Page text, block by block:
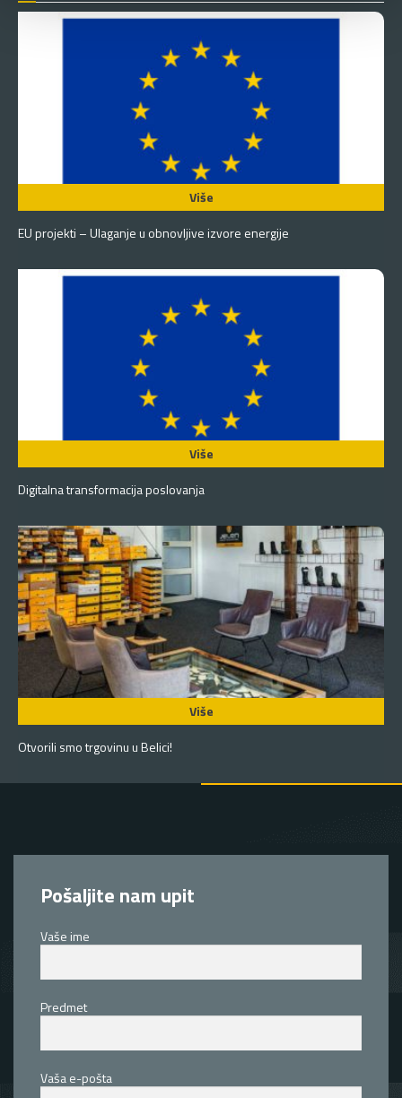
Više
EU projekti – Ulaganje u obnovljive izvore energije
Više
Digitalna transformacija poslovanja
Više
Otvorili smo trgovinu u Belici!
Pošaljite nam upit
Vaše ime
Predmet
Vaša e-pošta